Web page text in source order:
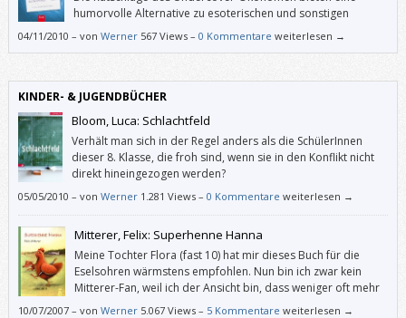
humorvolle Alternative zu esoterischen und sonstigen
Formen der Lebensberatung.
04/11/2010 – von Werner 567 Views – 0 Kommentare weiterlesen →
KINDER- & JUGENDBÜCHER
Bloom, Luca: Schlachtfeld
Verhält man sich in der Regel anders als die SchülerInnen
dieser 8. Klasse, die froh sind, wenn sie in den Konflikt nicht
direkt hineingezogen werden?
05/05/2010 – von Werner 1.281 Views – 0 Kommentare weiterlesen →
Mitterer, Felix: Superhenne Hanna
Meine Tochter Flora (fast 10) hat mir dieses Buch für die
Eselsohren wärmstens empfohlen. Nun bin ich zwar kein
Mitterer-Fan, weil ich der Ansicht bin, dass weniger oft mehr
ist, und weil dieser Autor in seine Dramen gerne möglichst
10/07/2007– von Werner 5.067 Views – 5 Kommentare weiterlesen →